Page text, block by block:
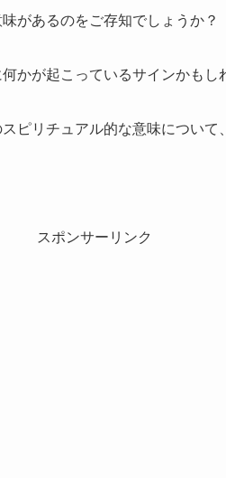
があるのをご存知でしょうか？
かが起こっているサインかもし
ピリチュアル的な意味につい
スポンサーリンク